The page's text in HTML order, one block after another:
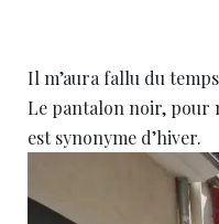
Il m’aura fallu du
Le pantalon noir, pour
est synonyme d’hiver.